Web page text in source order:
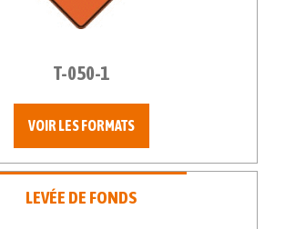
T-050-1
VOIR LES FORMATS
LEVÉE DE FONDS